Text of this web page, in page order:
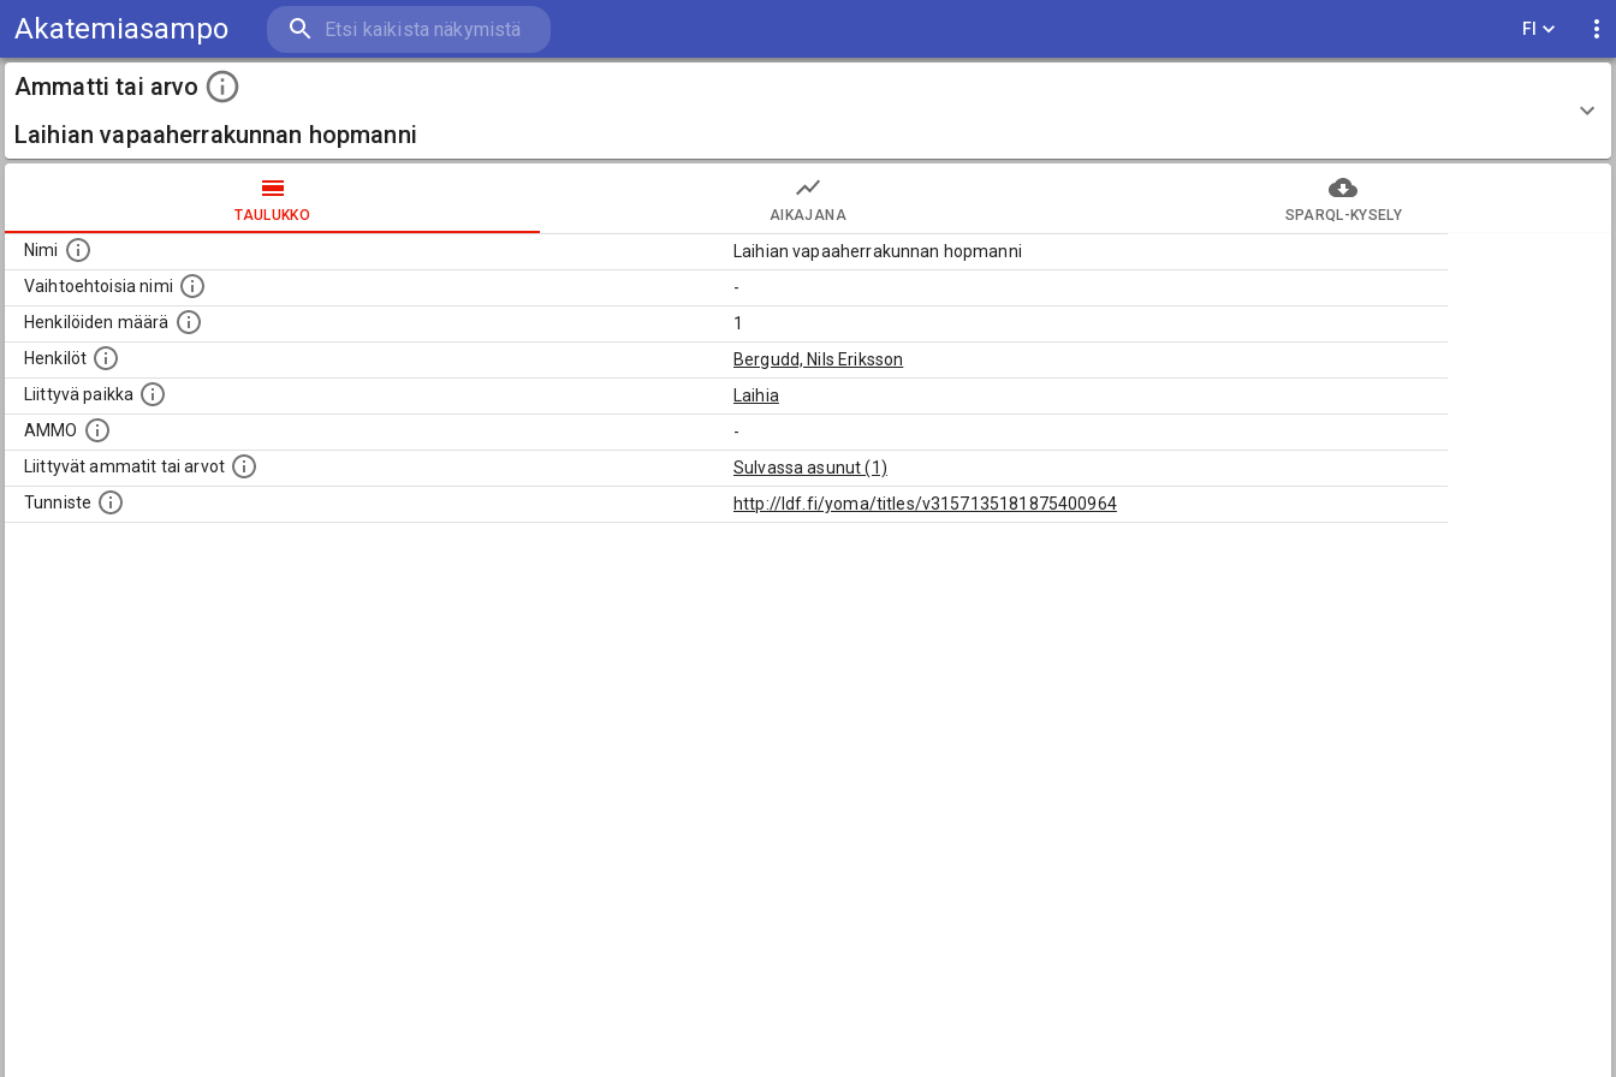
Akatemiasampo FI
Ammatti tai arvo
Laihian vapaaherrakunnan hopmanni
TAULUKKO AIKAJANA SPARQL-KYSELY
Nimi
Laihian vapaaherrakunnan hopmanni
Vaihtoehtoisia nimi
-
Henkilöiden määrä
1
Henkilöt
Bergudd, Nils Eriksson
Liittyvä paikka
Laihia
AMMO
-
Liittyvät ammatit tai arvot
Sulvassa asunut (1)
Tunniste
http://ldf.fi/yoma/titles/v3157135181875400964